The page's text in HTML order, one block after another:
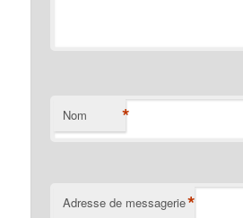
Nom *
Adresse de messagerie*